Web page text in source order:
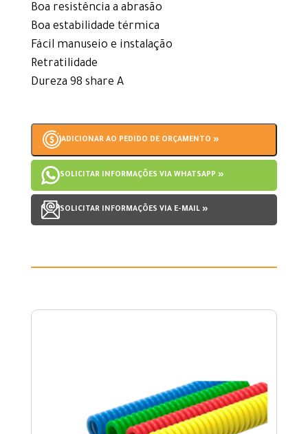
Boa resistência a abrasão
Boa estabilidade térmica
Fácil manuseio e instalação
Retratilidade
Dureza 98 share A
ADICIONAR AO PEDIDO DE ORÇAMENTO »
SOLICITAR INFORMAÇÕES VIA WHATSAPP »
SOLICITAR INFORMAÇÕES VIA E-MAIL »